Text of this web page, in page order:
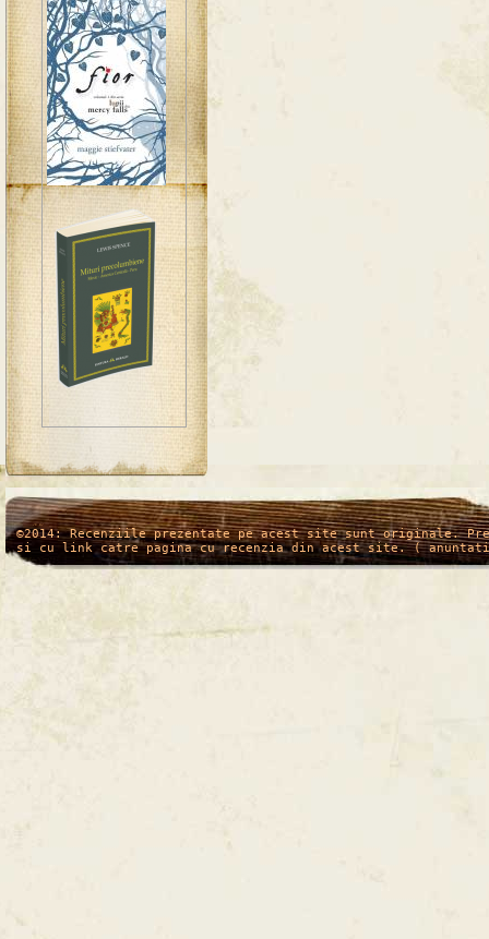
/* */
©2014: Recenziile prezentate pe acest site sunt originale.
si cu link catre pagina cu recenzia din acest site. (